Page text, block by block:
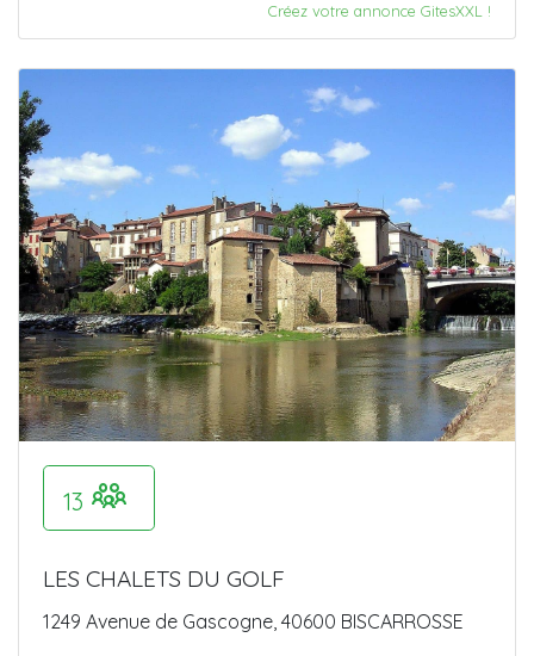
Créez votre annonce GitesXXL !
13
LES CHALETS DU GOLF
1249 Avenue de Gascogne, 40600 BISCARROSSE